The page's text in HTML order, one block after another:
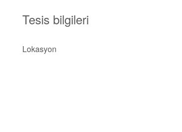
Tesis bilgileri
Lokasyon